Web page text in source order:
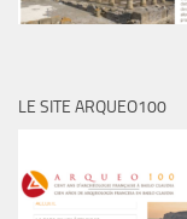
LE SITE ARQUEO100